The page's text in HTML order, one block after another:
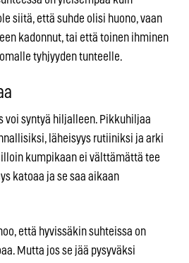
siitä, että suhde olisi huono, vaan
kadonnut, tai että toinen ihminen
tyhjyyden tunteelle.
voi syntyä hiljalleen. Pikkuhiljaa
läheisyys rutiiniksi ja arki
kumpikaan ei välttämättä tee
katoaa ja se saa aikaan
että hyvissäkin suhteissa on
Mutta jos se jää pysyväksi